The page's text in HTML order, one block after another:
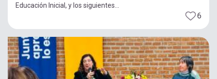
Educación Inicial, y los siguientes...
6